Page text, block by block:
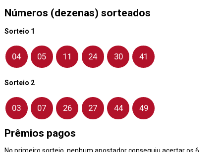
Números (dezenas) sorteados
Sorteio 1
04 05 11 24 30 41
Sorteio 2
03 07 26 27 44 49
Prêmios pagos